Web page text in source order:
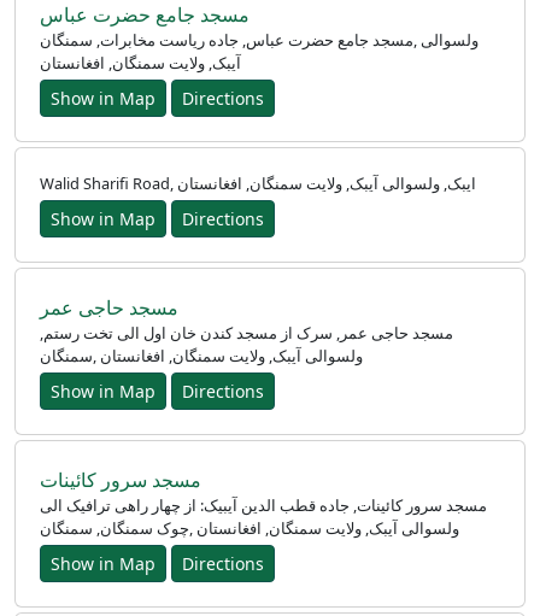
مسجد جامع حضرت عباس
مسجد جامع حضرت عباس, جاده ریاست مخابرات, سمنگان‎, ولسوالی
آیبک, ولایت سمنگان, افغانستان
Show in Map Directions
Walid Sharifi Road, ایبک, ولسوالی آیبک, ولایت سمنگان, افغانستان
Show in Map Directions
مسجد حاجی عمر
مسجد حاجی عمر, سرک از مسجد کندن خان اول الی تخت رستم,
سمنگان‎, ولسوالی آیبک, ولایت سمنگان, افغانستان
Show in Map Directions
مسجد سرور کائینات
مسجد سرور کائینات, جاده قطب الدین آیبیک: از چهار راهی ترافیک الی
چوک سمنگان, سمنگان‎, ولسوالی آیبک, ولایت سمنگان, افغانستان
Show in Map Directions